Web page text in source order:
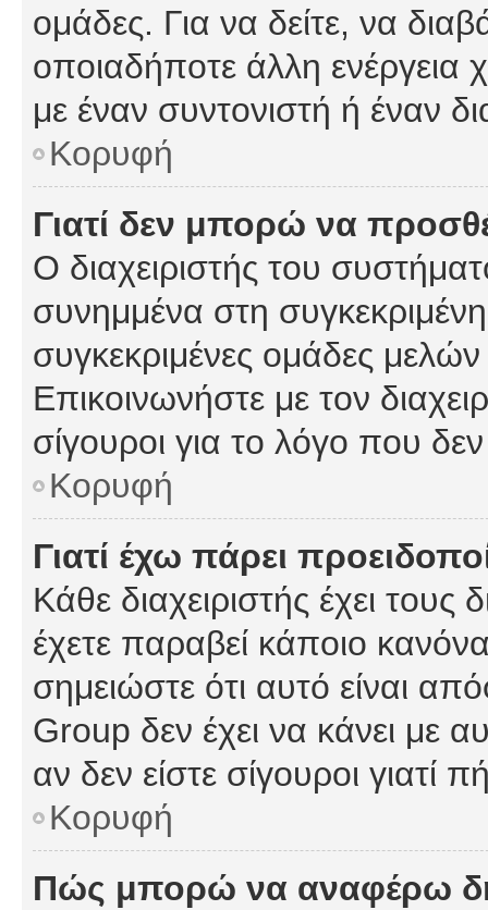
ομάδες. Για να δείτε, να
οποιαδήποτε άλλη ενέργεια
με έναν συντονιστή ή έναν
Κορυφή
Γιατί δεν μπορώ να
Ο διαχειριστής του
συνημμένα στη
συγκεκριμένες ομάδες
Επικοινωνήστε με τον
σίγουροι για το λόγο που
Κορυφή
Γιατί έχω πάρει
Κάθε διαχειριστής έχει
έχετε παραβεί κάποιο
σημειώστε ότι αυτό είναι
Group δεν έχει να κάνει με
αν δεν είστε σίγουροι γιατί
Κορυφή
Πώς μπορώ να αναφέρω